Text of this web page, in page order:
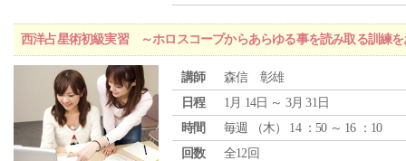
西洋占星術初級実習 ～ホロスコープからあらゆる事を読み取る訓練を
講師
森信 彰雄
日程
1月 14日 ～ 3月 31日
時間
毎週 （木） 14 ：50 ～ 16 ：10
回数
全12回